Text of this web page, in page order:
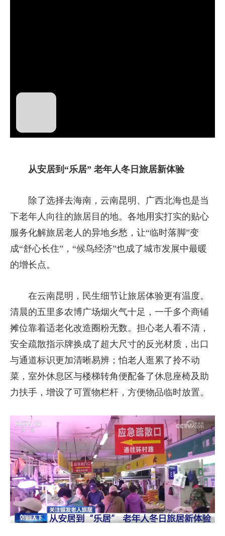
播
频
从安居到“乐居” 老年人冬日旅居新体验
除了选择去海南，云南昆明、广西北海也是当
下老年人向往的旅居目的地。各地用实打实的贴心
服务化解旅居老人的异地乡愁，让“临时落脚”变
成“舒心长住”，“候鸟经济”也成了城市发展中最暖
的增长点。
在云南昆明，民生细节让旅居体验更有温度。
清晨的五里多农博广场烟火气十足，一千多个商铺
摊位靠着适老化改造圈粉无数。担心老人看不清，
安全疏散指示牌换成了超大尺寸的反光材质，出口
与通道标识更加清晰易辨；怕老人逛累了拎不动
菜，室外休息区与楼梯转角便配备了休息座椅及助
力扶手，增设了可置物栏杆，方便物品临时放置。